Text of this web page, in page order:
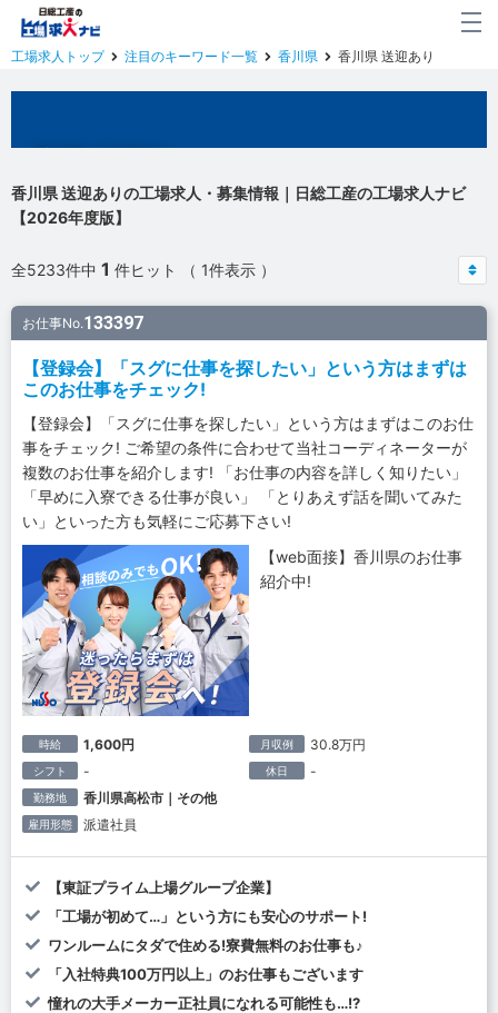
工場求人トップ 注目のキーワード一覧 香川県 香川県 送迎あり
香川県 送迎ありの工場求人・募集情報｜日総工産の工場求人ナビ
【2026年度版】
全5233件中 1 件ヒット （ 1件表示 ）
お仕事No.133397
【登録会】「スグに仕事を探したい」という方はまずは
このお仕事をチェック!
【登録会】「スグに仕事を探したい」という方はまずはこのお仕
事をチェック! ご希望の条件に合わせて当社コーディネーターが
複数のお仕事を紹介します! 「お仕事の内容を詳しく知りたい」
「早めに入寮できる仕事が良い」 「とりあえず話を聞いてみた
い」といった方も気軽にご応募下さい!
【web面接】香川県のお仕事
紹介中!
時給 1,600円 月収例 30.8万円
シフト - 休日 -
勤務地 香川県高松市｜その他
雇用形態 派遣社員
【東証プライム上場グループ企業】
「工場が初めて…」という方にも安心のサポート!
ワンルームにタダで住める!寮費無料のお仕事も♪
「入社特典100万円以上」のお仕事もございます
憧れの大手メーカー正社員になれる可能性も…!?